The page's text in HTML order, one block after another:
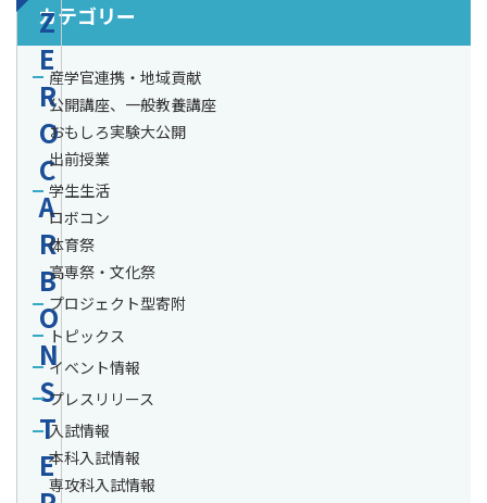
Z
E
R
O
C
A
R
B
O
N
S
T
E
カテゴリー
産学官連携・地域貢献
公開講座、一般教養講座
おもしろ実験大公開
出前授業
学生生活
ロボコン
体育祭
高専祭・文化祭
プロジェクト型寄附
トピックス
イベント情報
プレスリリース
入試情報
本科入試情報
専攻科入試情報